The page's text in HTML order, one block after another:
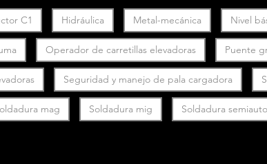
C1 Hidráulica Metal-mecánica Nivel
Operador de carretillas elevadoras Puente
Seguridad y manejo de pala cargadora
mag Soldadura mig Soldadura